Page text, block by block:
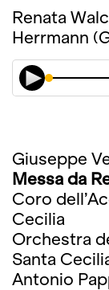
Renata
Herrmann
Giuseppe
Messa da
Coro
Cecilia
Orchestra
Santa
Antonio